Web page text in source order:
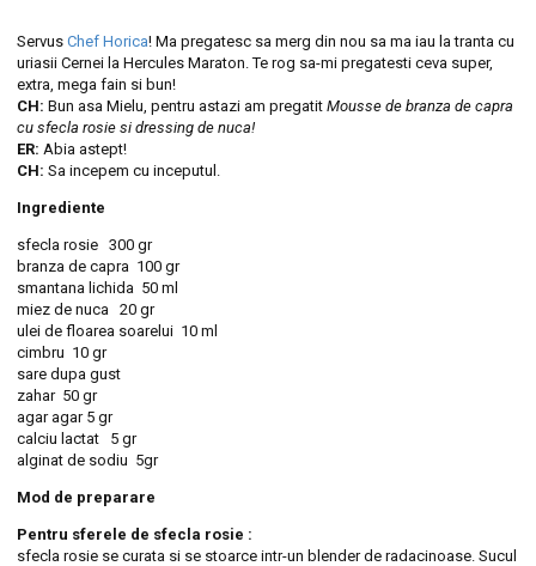
Servus Chef Horica! Ma pregatesc sa merg din nou sa ma iau la tranta cu
uriasii Cernei la Hercules Maraton. Te rog sa-mi pregatesti ceva super,
extra, mega fain si bun!
CH: Bun asa Mielu, pentru astazi am pregatit Mousse de branza de capra
cu sfecla rosie si dressing de nuca!
ER: Abia astept!
CH: Sa incepem cu inceputul.
Ingrediente
sfecla rosie 300 gr
branza de capra 100 gr
smantana lichida 50 ml
miez de nuca 20 gr
ulei de floarea soarelui 10 ml
cimbru 10 gr
sare dupa gust
zahar 50 gr
agar agar 5 gr
calciu lactat 5 gr
alginat de sodiu 5gr
Mod de preparare
Pentru sferele de sfecla rosie :
sfecla rosie se curata si se stoarce intr-un blender de radacinoase. Sucul